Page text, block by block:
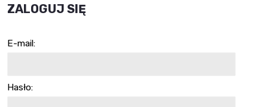
ZALOGUJ SIĘ
E-mail:
Hasło: